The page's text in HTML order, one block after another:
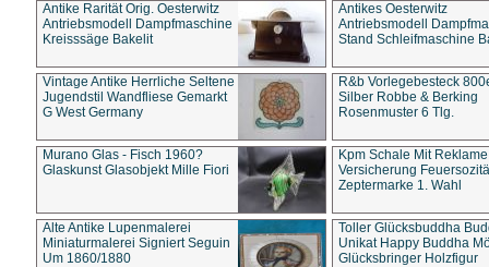
Antike Rarität Orig. Oesterwitz
Antriebsmodell Dampfmaschine
Kreisssäge Bakelit
Antikes Oesterwitz
Antriebsmodell
Stand Schleifmaschine
Vintage Antike Herrliche Seltene
Jugendstil Wandfliese Gemarkt
G West Germany
R&b Vorlegebesteck
Silber Robbe & Berking
Rosenmuster 6 Tlg.
Murano Glas - Fisch 1960?
Glaskunst Glasobjekt Mille Fiori
Kpm Schale Mit Reklame
Versicherung
Zeptermarke 1. Wahl
Alte Antike Lupenmalerei
Miniaturmalerei Signiert Seguin
Um 1860/1880
Toller Glücksbuddha
Unikat Happy Buddha
Glücksbringer Holzfigur